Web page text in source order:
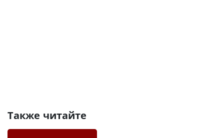
Также читайте